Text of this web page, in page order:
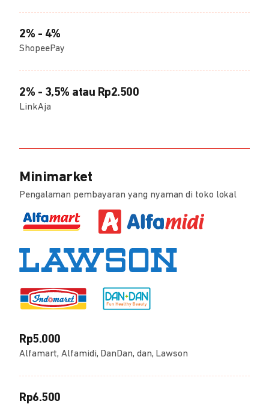
2% - 4%
ShopeePay
2% - 3,5% atau Rp2.500
LinkAja
Minimarket
Pengalaman pembayaran yang nyaman di toko lokal
Rp5.000
Alfamart, Alfamidi, DanDan, dan, Lawson
Rp6.500